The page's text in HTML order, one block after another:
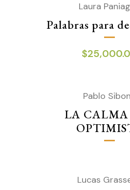
Laura
Palabras para
$
Pablo
LA CALMA
Lucas